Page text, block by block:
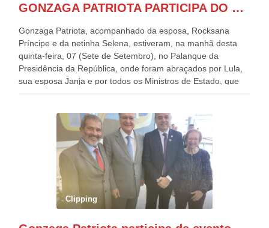
GONZAGA PATRIOTA PARTICIPA DO DESFILE DA INDEPENDÊNCIA NO PALANQUE DA PRESIDÊNCIA DA REPÚBLICA E É ABRAÇADO POR LULA E POR GERALDO ALCKMIN.
Gonzaga Patriota, acompanhado da esposa, Rocksana
Príncipe e da netinha Selena, estiveram, na manhã desta
quinta-feira, 07 (Sete de Setembro), no Palanque da
Presidência da República, onde foram abraçados por Lula,
sua esposa Janja e por todos os Ministros de Estado, que
estavam presentes, nos Desfiles da Independência da
outros desfiles, na Esplanada dos Ministérios, disse ter sido
o deste ano, o maior e o mais organizado de todos. “Há
quatro décadas, como Patriota até no nome, participo
anualmente dos desfiles de Sete de Setembro, na
Esplanada dos Ministérios, em Brasília. Este ano, o governo
preparou espaços com cadeiras e coberturas, para 30.000
pessoas, só que o número de Patriotas Brasileiros
Independentes, dobrou na Esplanada. Eu, Lula e os
Clipping